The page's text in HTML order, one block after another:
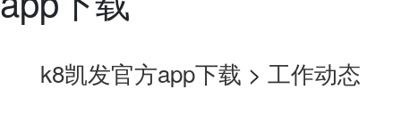
k8凯发官方app下载 > 工作动态